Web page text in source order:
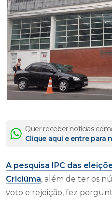
Quer receber notícias
Clique aqui e entre para
A pesquisa IPC das
Criciúma, além de ter os
voto e rejeição, fez